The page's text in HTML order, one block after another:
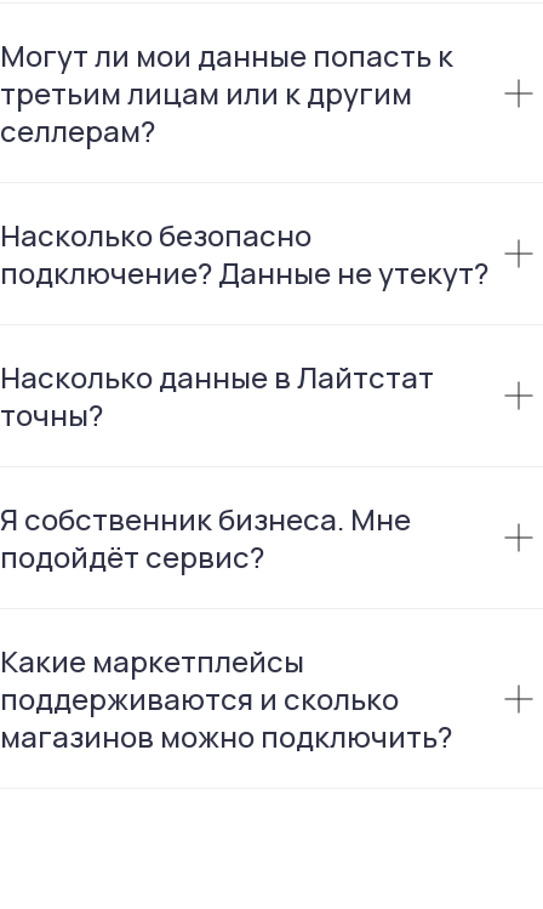
Могут ли мои данные попасть к
третьим лицам или к другим
селлерам?
Насколько безопасно
подключение? Данные не утекут?
Насколько данные в Лайтстат
точны?
Я собственник бизнеса. Мне
подойдёт сервис?
Какие маркетплейсы
поддерживаются и сколько
магазинов можно подключить?